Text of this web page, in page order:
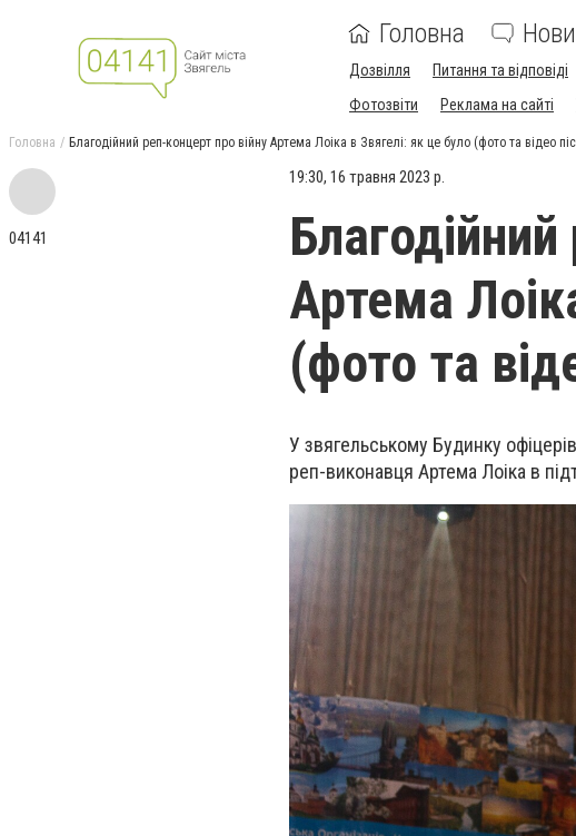
Головна
Дозвілля Питання та відповіді
Фотозвіти
Реклама на сайті
Головна Благодійний реп-концерт про війну Артема Лоіка в Звягелі: як це було (фото та відео
04141
19:30, 16 травня 2023 р.
Артема
(фото та
У звягельському Будинку
реп-виконавця Артема Лоіка в